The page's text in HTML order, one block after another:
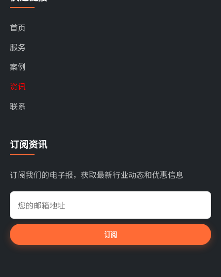
首页
服务
案例
资讯
联系
订阅资讯
订阅我们的电子报，获取最新行业动态和优惠信息
订阅